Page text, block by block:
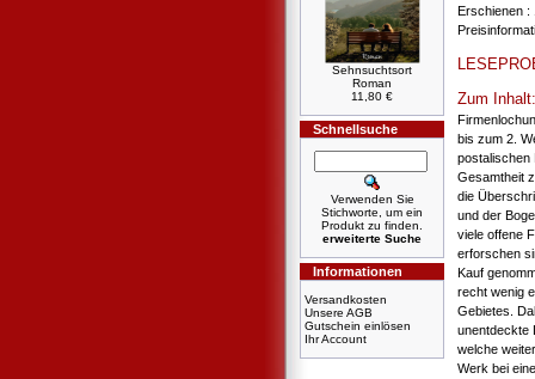
Sehnsuchtsort
Roman
11,80 €
Schnellsuche
Verwenden Sie
Stichworte, um ein
Produkt zu finden.
erweiterte Suche
Informationen
Versandkosten
Unsere AGB
Gutschein einlösen
Ihr Account
Erschienen :
Zum Inhalt:
bis zum 2.
postalischen
Gesamtheit
die
und der
viele offene
erforschen
Kauf
recht wenig
Gebietes.
unentdeckte
welche
Werk bei